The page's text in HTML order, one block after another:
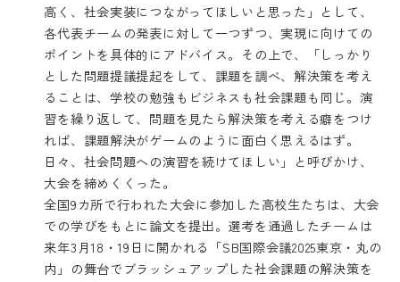
高く、社会実装につながってほしいと思った」として、
各代表チームの発表に対して一つずつ、実現に向けての
ポイントを具体的にアドバイス。その上で、「しっかり
とした問題提議提起をして、課題を調べ、解決策を考え
ることは、学校の勉強もビジネスも社会課題も同じ。演
習を繰り返して、問題を見たら解決策を考える癖をつけ
れば、課題解決がゲームのように面白く思えるはず。
日々、社会問題への演習を続けてほしい」と呼びかけ、
大会を締めくくった。
全国9カ所で行われた大会に参加した高校生たちは、大会
での学びをもとに論文を提出。選考を通過したチームは
来年3月18・19日に開かれる「SB国際会議2025東京・丸の
内」の舞台でブラッシュアップした社会課題の解決策を